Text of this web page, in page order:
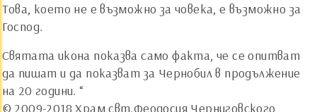
Това, което не е възможно за човека, е възможно за
Господ.
Святата икона показва само факта, че се опитват
да пишат и да показват за Чернобил в продължение
на 20 години. “
© 2009-2018 Храм свт.Феодосия Черниговского